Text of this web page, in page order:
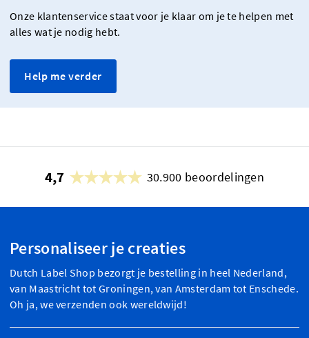
Onze klantenservice staat voor je klaar om je te helpen met
alles wat je nodig hebt.
Help me verder
4,7 30.900 beoordelingen
Personaliseer je creaties
Dutch Label Shop bezorgt je bestelling in heel Nederland,
van Maastricht tot Groningen, van Amsterdam tot Enschede.
Oh ja, we verzenden ook wereldwijd!